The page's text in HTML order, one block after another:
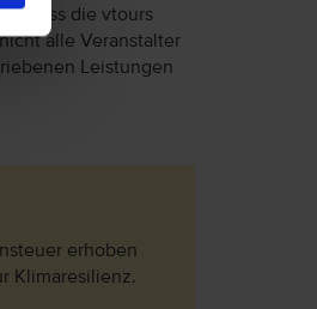
dass die vtours
alle Veranstalter
Leistungen
erhoben
Klimaresilienz.